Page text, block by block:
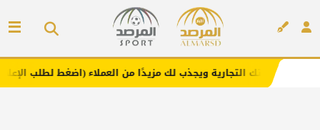
ويجذب لك مزيدًا من العملاء (اضغط لطلب الإعلان)